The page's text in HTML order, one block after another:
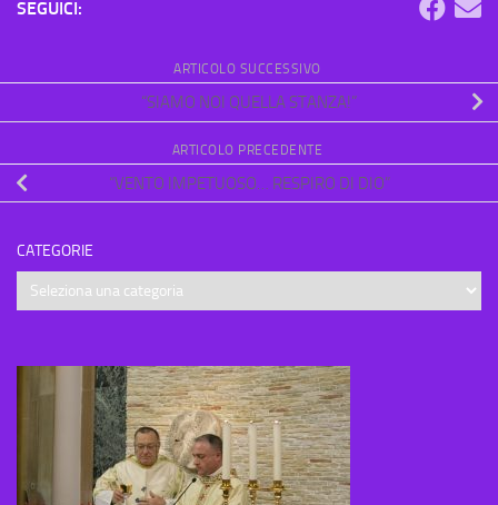
SEGUICI:
ARTICOLO SUCCESSIVO
“SIAMO NOI QUELLA STANZA!”
ARTICOLO PRECEDENTE
“VENTO IMPETUOSO… RESPIRO DI DIO”
CATEGORIE
Categorie